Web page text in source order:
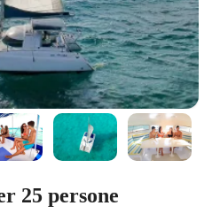
25 persone